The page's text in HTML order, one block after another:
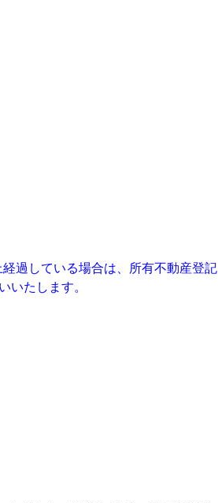
過している場合は、所有不動産登記
いたします。